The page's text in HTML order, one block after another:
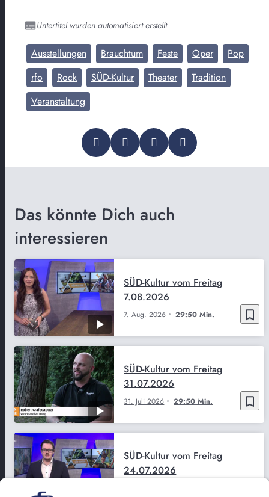
Untertitel wurden automatisiert erstellt
Ausstellungen Brauchtum Feste Oper
Pop
rfo
Rock SÜD-Kultur Theater
Tradition
Veranstaltung
Das könnte Dich auch
interessieren
bookmark_border
7. Aug. 2026 29:50 Min.
SÜD-Kultur vom Freitag
7.08.2026
bookmark_border
31. Juli 2026 29:50 Min.
SÜD-Kultur vom Freitag
31.07.2026
SÜD-Kultur vom Freitag
24.07.2026